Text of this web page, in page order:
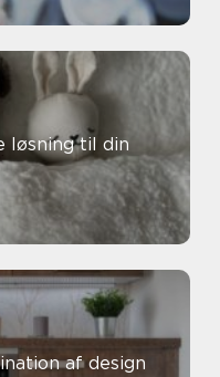
løsning til din
af design